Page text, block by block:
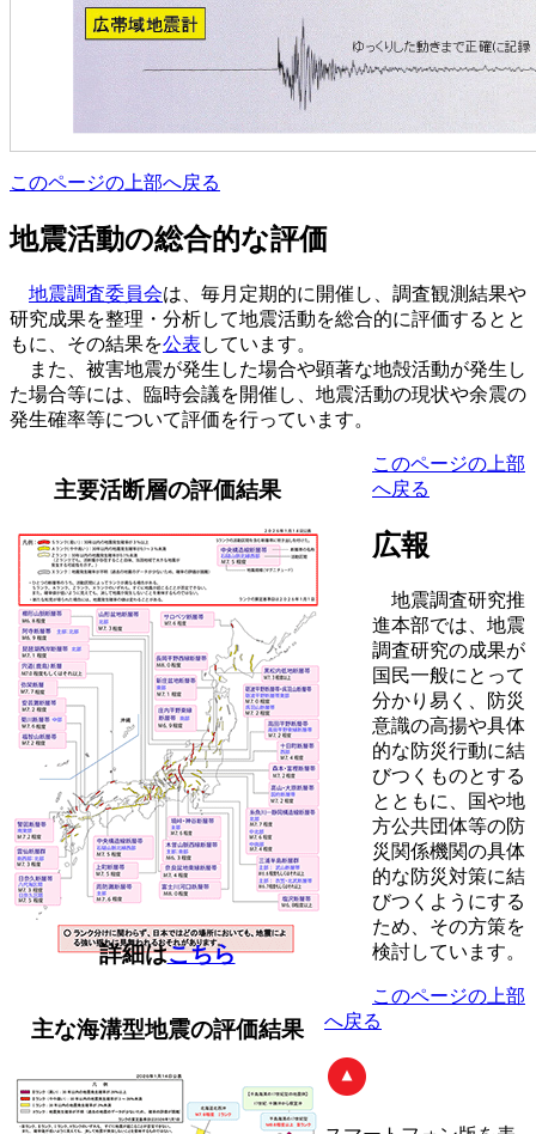
このページの上部へ戻る
地震活動の総合的な評価
地震調査委員会は、毎月定期的に開催し、調査観測結果や
研究成果を整理・分析して地震活動を総合的に評価するとと
もに、その結果を公表 しています。
また、被害地震が発生した場合や顕著な地殻活動が発生し
た場合等には、臨時会議を開催し、地震活動の現状や余震の
発生確率等について評価を行っています。
主要活断層の評価結果
詳細はこちら
主な海溝型地震の評価結果
このページの上部
へ戻る
広報
地震調査研究推
進本部では、地震
調査研究の成果が
国民一般にとって
分かり易く、防災
意識の高揚や具体
的な防災行動に結
びつくものとする
とともに、国や地
方公共団体等の防
災関係機関の具体
的な防災対策に結
びつくようにする
ため、その方策を
検討しています。
このページの上部
へ戻る